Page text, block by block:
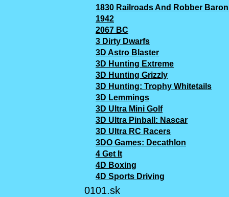
1830 Railroads And Robber
1942
2067 BC
3 Dirty Dwarfs
3D Astro Blaster
3D Hunting Extreme
3D Hunting Grizzly
3D Hunting: Trophy Whitetails
3D Lemmings
3D Ultra Mini Golf
3D Ultra Pinball: Nascar
3D Ultra RC Racers
3DO Games: Decathlon
4 Get It
4D Boxing
4D Sports Driving
0101.sk